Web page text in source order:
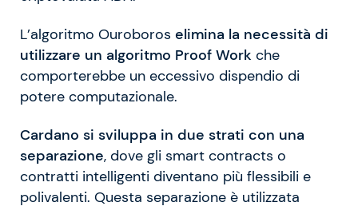
L’algoritmo Ouroboros elimina la necessità di
utilizzare un algoritmo Proof Work che
comporterebbe un eccessivo dispendio di
potere computazionale.
Cardano si sviluppa in due strati con una
separazione, dove gli smart contracts o
contratti intelligenti diventano più flessibili e
polivalenti. Questa separazione è utilizzata